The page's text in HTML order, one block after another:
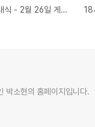
18시 클래식 - 2월 26일 게제 햄릿 서곡
박소현의 홈페이지입니다.